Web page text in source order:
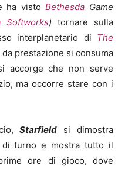
ha vistoBethesda Game
Softworks) tornare sulla
interplanetario di The
da prestazione si consuma
accorge che non serve
ma occorre stare con i
Starfield si dimostra
turno e mostra tutto il
ore di gioco, dove